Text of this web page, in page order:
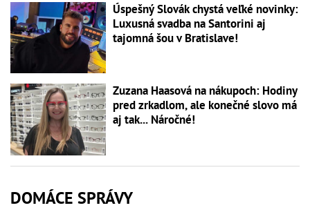
Úspešný Slovák chystá veľké novinky:
Luxusná svadba na Santorini aj
tajomná šou v Bratislave!
Zuzana Haasová na nákupoch: Hodiny
pred zrkadlom, ale konečné slovo má
aj tak... Náročné!
DOMÁCE SPRÁVY